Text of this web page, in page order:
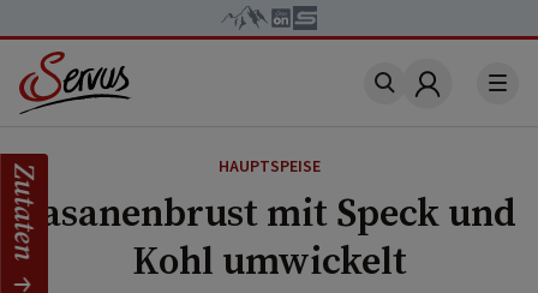
Account
HAUPTSPEISE
Fasanenbrust mit Speck und
Kohl umwickelt
Zutaten